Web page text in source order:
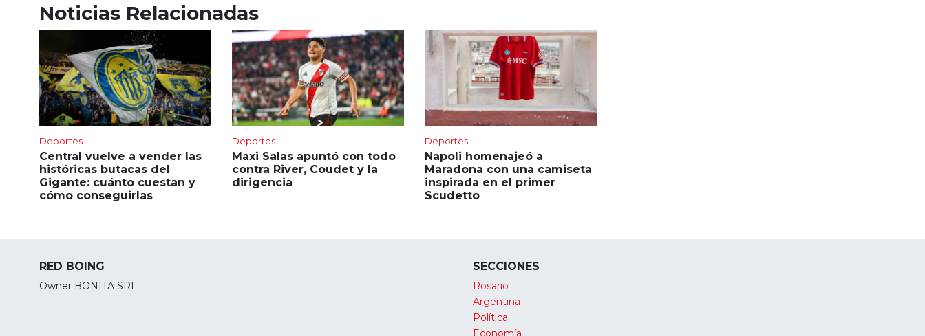
Noticias Relacionadas
Deportes
Central vuelve a vender las
históricas butacas del
Gigante: cuánto cuestan y
cómo conseguirlas
Deportes
Maxi Salas apuntó con todo
contra River, Coudet y la
dirigencia
Deportes
Napoli homenajeó a
Maradona con una camiseta
inspirada en el primer
Scudetto
RED BOING
Owner BONITA SRL
SECCIONES
Rosario
Argentina
Política
Economía